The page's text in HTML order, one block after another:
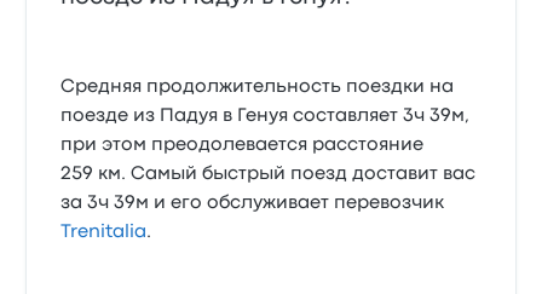
Средняя продолжительность поездки на
поезде из Падуя в Генуя составляет 3ч 39м,
при этом преодолевается расстояние
259 км. Самый быстрый поезд доставит вас
за 3ч 39м и его обслуживает перевозчик
Trenitalia.